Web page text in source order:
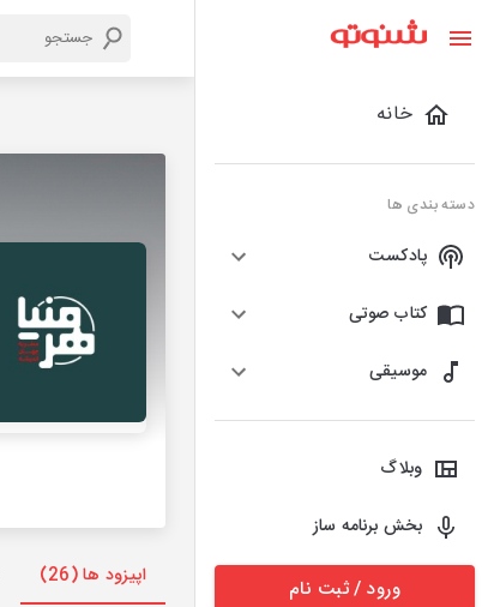
خانه
دسته بندی ها
پادکست
کتاب صوتی
موسیقی
وبلاگ
بخش برنامه ساز
ورود / ثبت نام اپیزود ها (26)